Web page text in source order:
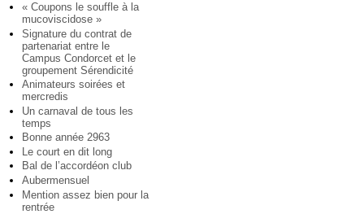
« Coupons le souffle à la
mucoviscidose »
Signature du contrat de
partenariat entre le
Campus Condorcet et le
groupement Sérendicité
Animateurs soirées et
mercredis
Un carnaval de tous les
temps
Bonne année 2963
Le court en dit long
Bal de l’accordéon club
Aubermensuel
Mention assez bien pour la
rentrée